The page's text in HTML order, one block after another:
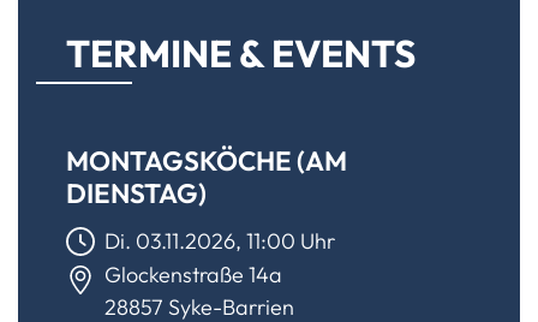
TERMINE & EVENTS
MONTAGSKÖCHE (AM
DIENSTAG)
Di. 03.11.2026, 11:00 Uhr
Glockenstraße 14a
28857 Syke-Barrien